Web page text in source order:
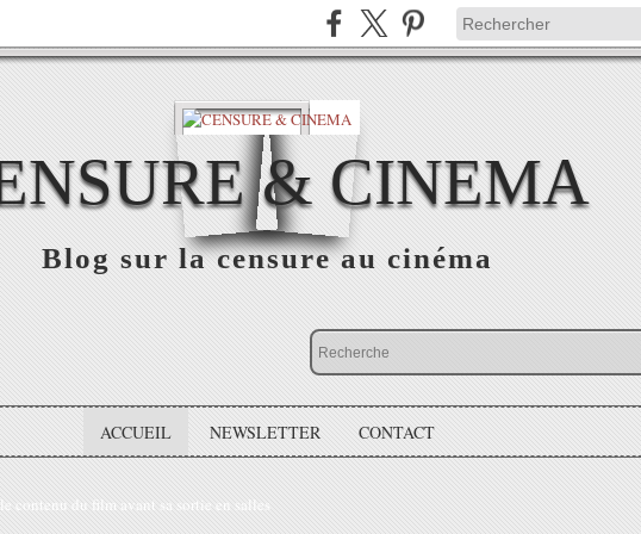
& CINEMA
Blog sur la censure au cinéma
ACCUEIL NEWSLETTER CONTACT